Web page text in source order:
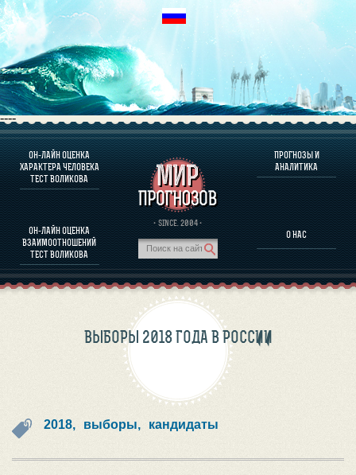
----
ОН-ЛАЙН ОЦЕНКА
ХАРАКТЕРА ЧЕЛОВЕКА
ТЕСТ ВОЛИКОВА
ОН-ЛАЙН ОЦЕНКА
ВЗАИМООТНОШЕНИЙ
ТЕСТ ВОЛИКОВА
· SINCE. 2004 ·
ПРОГНОЗЫ И
АНАЛИТИКА
О НАС
О ПРОГРАММЕ
ОЦЕНКА ХАРАКТЕРA ЧЕЛОВЕКА
ОЦЕНКА ХАРАКТЕРА ВЫДАЮЩИХСЯ ЛИЧНОСТЕЙ
О ПРОГРАММЕ
ПРОГНОЗЫ И АНАЛИТИКА
ВЫБОРЫ 2018 ГОДА В РОССИИ
2018, выборы, кандидаты